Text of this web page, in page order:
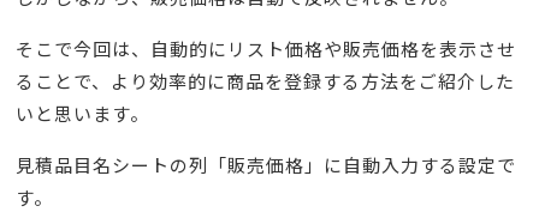
そこで今回は、自動的にリスト価格や販売価格を表示させ
ることで、より効率的に商品を登録する方法をご紹介した
いと思います。
見積品目名シートの列「販売価格」に自動入力する設定で
す。